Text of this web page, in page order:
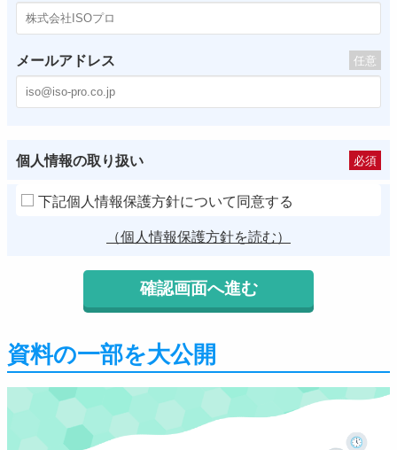
メールアドレス 任意
個人情報の取り扱い 必須
下記個人情報保護方針について同意する
（個人情報保護方針を読む）
資料の一部を大公開